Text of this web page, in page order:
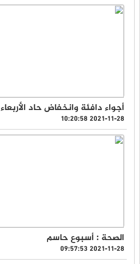
أجواء دافئة وانخفاض حاد الأربعاء
2021-11-28 10:20:58
الصحة : أسبوع حاسم
2021-11-28 09:57:53